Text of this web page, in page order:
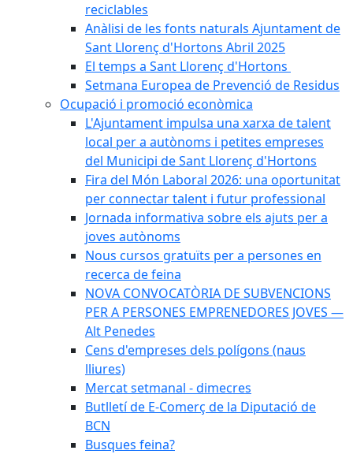
reciclables
Anàlisi de les fonts naturals Ajuntament de
Sant Llorenç d'Hortons Abril 2025
El temps a Sant Llorenç d'Hortons
Setmana Europea de Prevenció de Residus
Ocupació i promoció econòmica
L'Ajuntament impulsa una xarxa de talent
local per a autònoms i petites empreses
del Municipi de Sant Llorenç d'Hortons
Fira del Món Laboral 2026: una oportunitat
per connectar talent i futur professional
Jornada informativa sobre els ajuts per a
joves autònoms
Nous cursos gratuïts per a persones en
recerca de feina
NOVA CONVOCATÒRIA DE SUBVENCIONS
PER A PERSONES EMPRENEDORES JOVES —
Alt Penedes
Cens d'empreses dels polígons (naus
lliures)
Mercat setmanal - dimecres
Butlletí de E-Comerç de la Diputació de
BCN
Busques feina?